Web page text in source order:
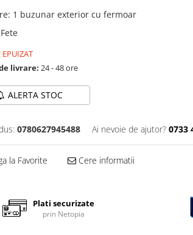
: 1 buzunar exterior cu fermoar
Fete
EPUIZAT
livrare: 24 - 48 ore
ALERTA STOC
0780627945488 Ai nevoie de ajutor? 0733
la Favorite Cere informatii
Plati securizate
prin Netopia